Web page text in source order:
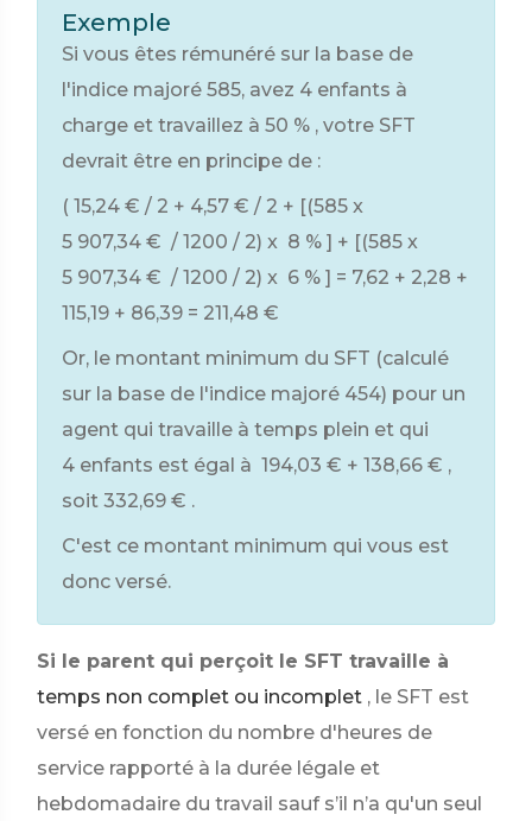
Exemple
Si vous êtes rémunéré sur la base de
l'indice majoré 585, avez 4 enfants à
charge et travaillez à 50 % , votre SFT
devrait être en principe de :
( 15,24 € / 2 + 4,57 € / 2 + [(585 x
5 907,34 € / 1200 / 2) x 8 % ] + [(585 x
5 907,34 € / 1200 / 2) x 6 % ] = 7,62 + 2,28 +
115,19 + 86,39 = 211,48 €
Or, le montant minimum du SFT (calculé
sur la base de l'indice majoré 454) pour un
agent qui travaille à temps plein et qui
4 enfants est égal à 194,03 € + 138,66 € ,
soit 332,69 € .
C'est ce montant minimum qui vous est
donc versé.
Si le parent qui perçoit le SFT travaille à
temps non complet ou incomplet , le SFT est
versé en fonction du nombre d'heures de
service rapporté à la durée légale et
hebdomadaire du travail sauf s’il n’a qu'un seul